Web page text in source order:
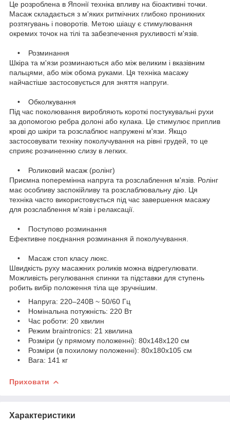
Це розроблена в Японії техніка впливу на біоактивні точки.
Масаж складається з м'яких ритмічних глибоко проникних
розтягувань і поворотів. Метою шіацу є стимулювання
окремих точок на тілі та забезпечення рухливості м'язів.
• Розминання
Шкіра та м'язи розминаються або між великим і вказівним
пальцями, або між обома руками. Ця техніка масажу
найчастіше застосовується для зняття напруги.
• Обколкування
Під час поколювання виробляють короткі постукувальні рухи
за допомогою ребра долоні або кулака. Це стимулює приплив
крові до шкіри та розслаблює напружені м'язи. Якщо
застосовувати техніку поколучування на рівні грудей, то це
сприяє розчиненню слизу в легких.
• Роликовий масаж (ролінг)
Приємна поперемінна напруга та розслаблення м'язів. Ролінг
має особливу заспокійливу та розслаблювальну дію. Ця
техніка часто використовується під час завершення масажу
для розслаблення м'язів і релаксації.
• Поступово розминання
Ефективне поєднання розминання й поколучування.
• Масаж стоп класу люкс.
Швидкість руху масажних роликів можна відрегулювати.
Можливість регулювання спинки та підставки для ступень
робить вибір положення тіла ще зручнішим.
• Напруга: 220–240В ~ 50/60 Гц
• Номінальна потужність: 220 Вт
• Час роботи: 20 хвилин
• Режим braintronics: 21 хвилина
• Розміри (у прямому положенні): 80x148x120 см
• Розміри (в похилому положенні): 80x180x105 см
• Вага: 141 кг
Приховати
Характеристики